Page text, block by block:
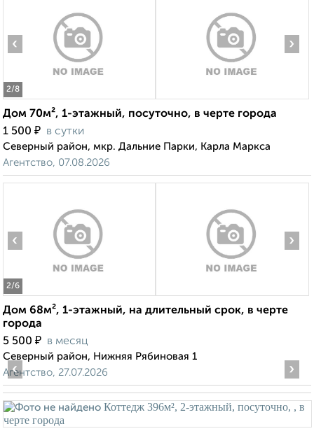
2/8
‹ ›
Дом 70м², 1-этажный, посуточно, в черте города
1 500 ₽ в сутки
Северный район, мкр. Дальние Парки, Карла Маркса
Агентство, 07.08.2026
2/6
‹ ›
Дом 68м², 1-этажный, на длительный срок, в черте
города
5 500 ₽ в месяц
Северный район, Нижняя Рябиновая 1
Агентство, 27.07.2026
‹ ›